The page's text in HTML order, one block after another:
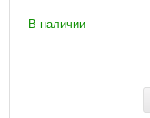
В наличии